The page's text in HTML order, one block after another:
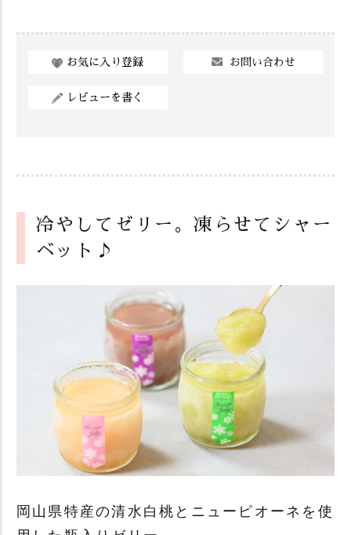
お気に入り登録 お問い合わせ
レビューを書く
冷やしてゼリー。凍らせてシャー
ベット♪
岡山県特産の清水白桃とニューピオーネを使